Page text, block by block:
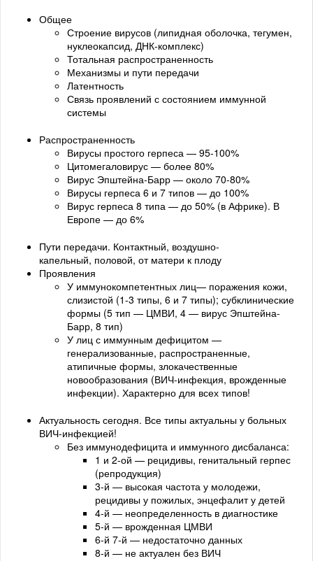
Общее
Строение вирусов (липидная оболочка, тегумен,
нуклеокапсид, ДНК-комплекс)
Тотальная распространенность
Механизмы и пути передачи
Латентность
Связь проявлений с состоянием иммунной
системы
Распространенность
Вирусы простого герпеса — 95-100%
Цитомегаловирус — более 80%
Вирус Эпштейна-Барр — около 70-80%
Вирусы герпеса 6 и 7 типов — до 100%
Вирус герпеса 8 типа — до 50% (в Африке). В
Европе — до 6%
Пути передачи. Контактный, воздушно-
капельный, половой, от матери к плоду
Проявления
У иммунокомпетентных лиц— поражения кожи,
слизистой (1-3 типы, 6 и 7 типы); субклинические
формы (5 тип — ЦМВИ, 4 — вирус Эпштейна-
Барр, 8 тип)
У лиц с иммунным дефицитом —
генерализованные, распространенные,
атипичные формы, злокачественные
новообразования (ВИЧ-инфекция, врожденные
инфекции). Характерно для всех типов!
Актуальность сегодня. Все типы актуальны у больных
ВИЧ-инфекцией!
Без иммунодефицита и иммунного дисбаланса:
1 и 2-ой — рецидивы, генитальный герпес
(репродукция)
3-й — высокая частота у молодежи,
рецидивы у пожилых, энцефалит у детей
4-й — неопределенность в диагностике
5-й — врожденная ЦМВИ
6-й 7-й — недостаточно данных
8-й — не актуален без ВИЧ